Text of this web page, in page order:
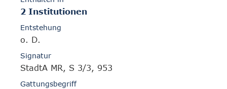
2 Institutionen
Entstehung
o. D.
Signatur
StadtA MR, S 3/3, 953
Gattungsbegriff